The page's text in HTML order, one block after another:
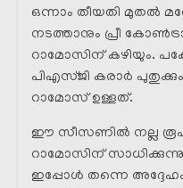
ഒന്നാം തീയതി മുതൽ
നടത്താനും പ്രീ
റാമോസിന് കഴിയും.
പിഎസ്ജി കരാർ
റാമോസ് ഉള്ളത്.
ഈ സീസണിൽ നല്ല
റാമോസിന്
ഇപ്പോൾ തന്നെ